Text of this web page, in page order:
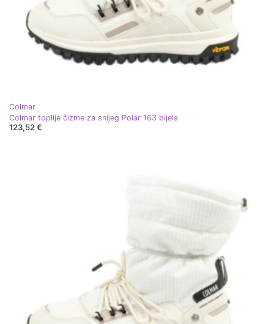
Colmar
Colmar toplije čizme za snijeg Polar 163 bijela
123,52 €